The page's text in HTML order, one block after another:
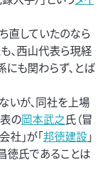
直していたのなら
、西山代表ら現経
も関わらず、とば
いが、同社を上場
の岡本武之氏（冒
社」が「邦徳建設」
徳氏であることは